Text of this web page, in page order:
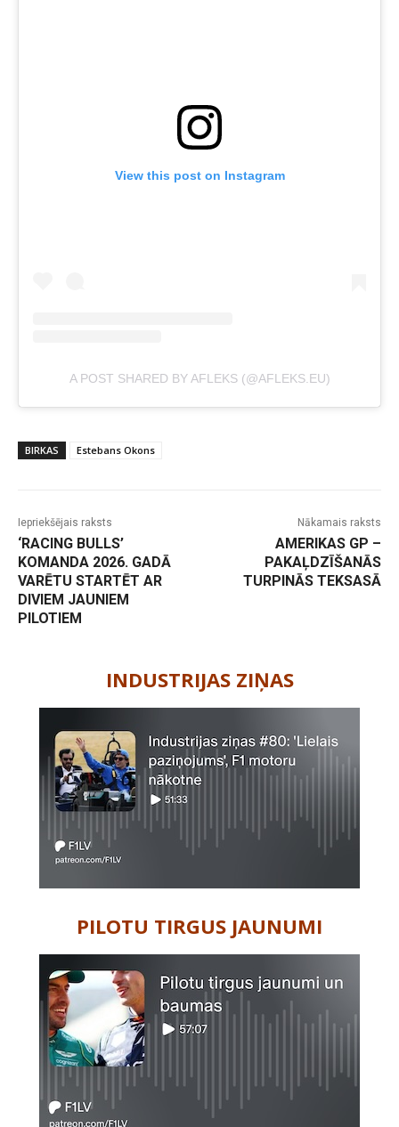
View this post on Instagram
A POST SHARED BY AFLEKS (@AFLEKS.EU)
BIRKAS Estebans Okons
Iepriekšējais raksts
‘RACING BULLS’
KOMANDA 2026. GADĀ
VARĒTU STARTĒT AR
DIVIEM JAUNIEM
PILOTIEM
Nākamais raksts
AMERIKAS GP –
PAKAĻDZĪŠANĀS
TURPINĀS TEKSASĀ
INDUSTRIJAS ZIŅAS
PILOTU TIRGUS JAUNUMI